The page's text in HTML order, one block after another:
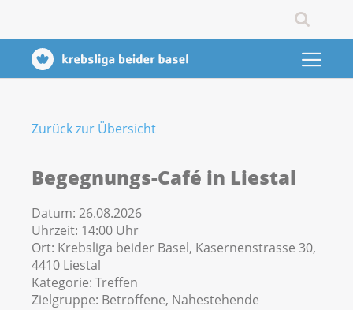
Zurück zur Übersicht
Begegnungs-Café in Liestal
Datum: 26.08.2026
Uhrzeit: 14:00 Uhr
Ort: Krebsliga beider Basel, Kasernenstrasse 30,
4410 Liestal
Kategorie: Treffen
Zielgruppe: Betroffene, Nahestehende